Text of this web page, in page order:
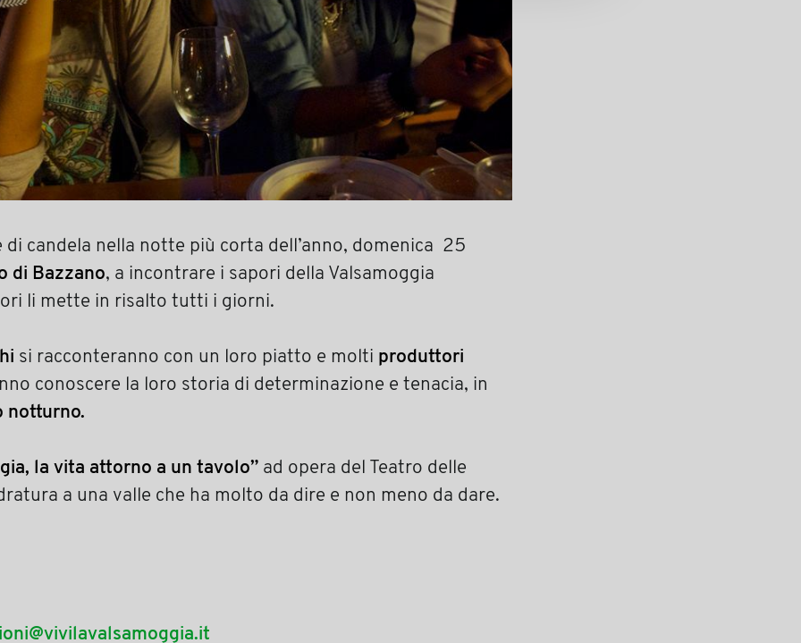
di candela nella notte più corta dell’anno, domenica 25
di Bazzano, a incontrare i sapori della Valsamoggia
li mette in risalto tutti i giorni.
si racconteranno con un loro piatto e molti produttori
conoscere la loro storia di determinazione e tenacia, in
notturno.
la vita attorno a un tavolo” ad opera del Teatro delle
a una valle che ha molto da dire e non meno da dare.